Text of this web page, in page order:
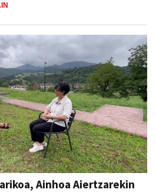
Ainhoa Aiertzarekin